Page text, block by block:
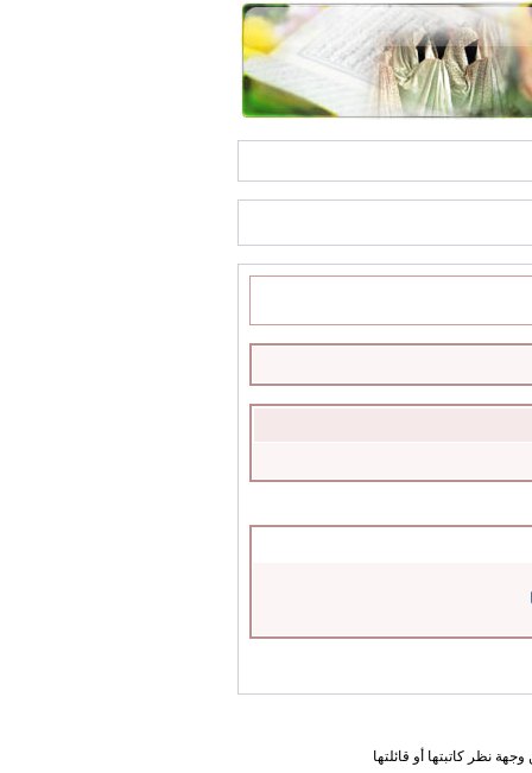
نظر كاتبتها أو قائلتها